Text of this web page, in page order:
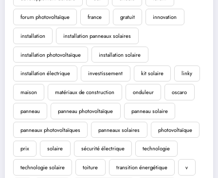
forum photovoltaïque france gratuit innovation
installation installation panneaux solaires
installation photovoltaïque installation solaire
installation électrique investissement kit solaire linky
maison matériaux de construction onduleur oscaro
panneau panneau photovoltaïque panneau solaire
panneaux photovoltaïques panneaux solaires photovoltaïque
prix solaire sécurité électrique technologie
technologie solaire toiture transition énergétique v